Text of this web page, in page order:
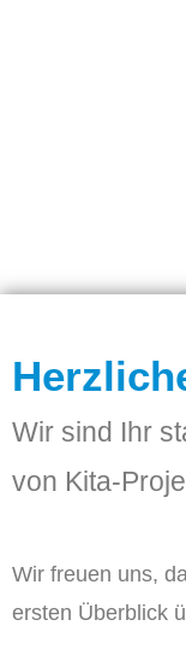
Wir sind Ihr
von Kita-
Wir freuen uns,
ersten Überblick